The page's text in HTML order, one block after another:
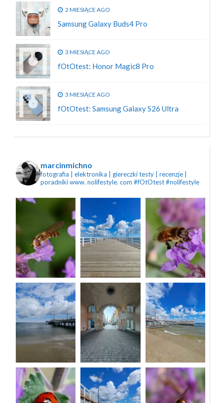
2 MIESIĄCE AGO
Samsung Galaxy Buds4 Pro
3 MIESIĄCE AGO
fOtOtest: Honor Magic8 Pro
3 MIESIĄCE AGO
fOtOtest: Samsung Galaxy S26 Ultra
marcinmichno
fotografia | elektronika | giereczkitesty | recenzje |
poradnikiwww. nolifestyle. com #fOtOtest #nolifestyle